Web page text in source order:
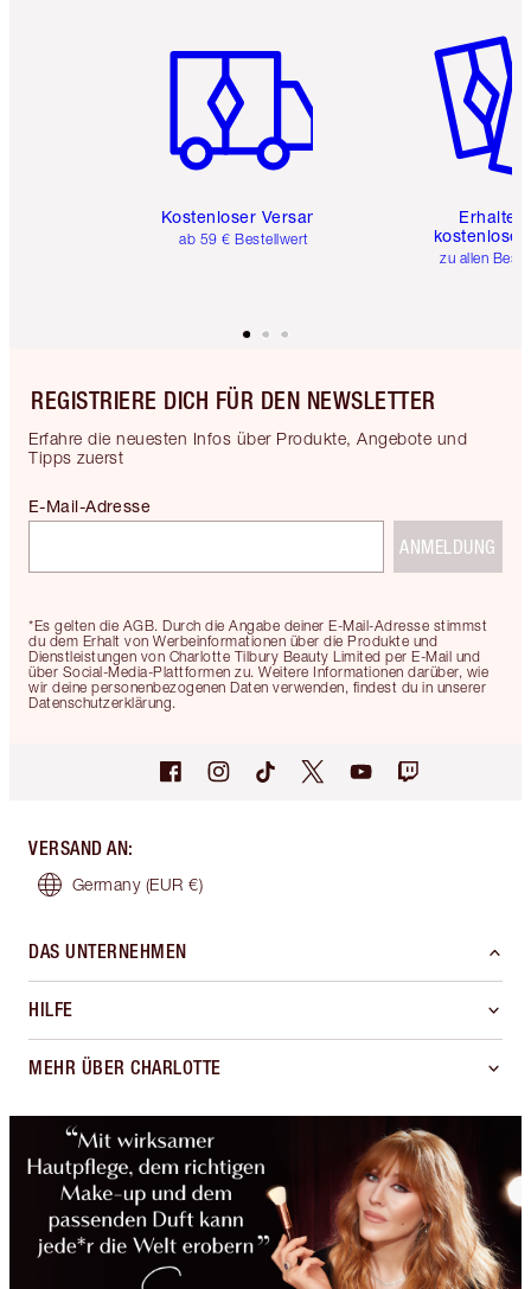
Kostenloser Versand
ab 59 € Bestellwert
Erhalte
kostenlose
zu allen
REGISTRIERE DICH FÜR DEN NEWSLETTER
Erfahre die neuesten Infos über Produkte, Angebote und
Tipps zuerst
*Es gelten die AGB. Durch die Angabe deiner E-Mail-Adresse stimmst
du dem Erhalt von Werbeinformationen über die Produkte und
Dienstleistungen von Charlotte Tilbury Beauty Limited per E-Mail und
über Social-Media-Plattformen zu. Weitere Informationen darüber, wie
wir deine personenbezogenen Daten verwenden, findest du in unserer
Datenschutzerklärung.
E-Mail-Adresse
ANMELDUNG
VERSAND AN:
Germany (EUR €)
DAS UNTERNEHMEN
HILFE
MEHR ÜBER CHARLOTTE